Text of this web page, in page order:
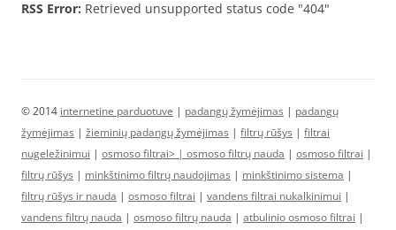
RSS Error: Retrieved unsupported status code "404"
© 2014 internetine parduotuve | padangų žymėjimas | padangų
žymėjimas | žieminių padangų žymėjimas | filtrų rūšys | filtrai
nugeležinimui | osmoso filtrai> | osmoso filtrų nauda | osmoso filtrai |
filtrų rūšys | minkštinimo filtrų naudojimas | minkštinimo sistema |
filtrų rūšys ir nauda | osmoso filtrai | vandens filtrai nukalkinimui |
vandens filtrų nauda | osmoso filtrų nauda | atbulinio osmoso filtrai |